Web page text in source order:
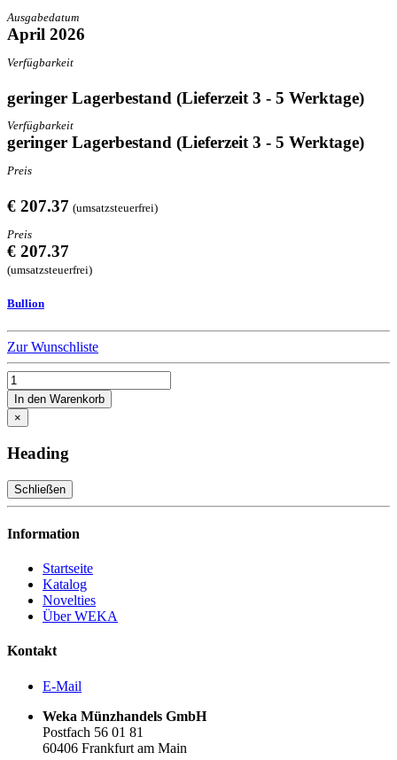
Ausgabedatum
April 2026
Verfügbarkeit
geringer Lagerbestand (Lieferzeit 3 - 5 Werktage)
Verfügbarkeit
geringer Lagerbestand (Lieferzeit 3 - 5 Werktage)
Preis
€ 207.37 (umsatzsteuerfrei)
Preis
€ 207.37
(umsatzsteuerfrei)
Bullion
Zur Wunschliste
In den Warenkorb
×
Heading
Schließen
Information
Startseite
Katalog
Novelties
Über WEKA
Kontakt
E-Mail
Weka Münzhandels GmbH
Postfach 56 01 81
60406 Frankfurt am Main